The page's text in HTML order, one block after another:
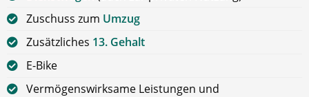
Zuschuss zum Umzug
Zusätzliches 13. Gehalt
E-Bike
Vermögenswirksame Leistungen und